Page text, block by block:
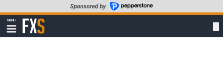
to
main
content
MENU
Show
navigation
FXStreet